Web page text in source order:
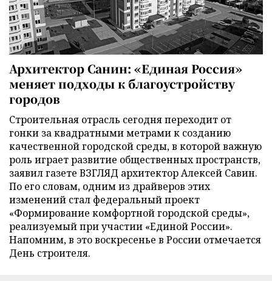
Архитектор Санин: «Единая Россия»
меняет подходы к благоустройству
городов
Строительная отрасль сегодня переходит от
гонки за квадратными метрами к созданию
качественной городской среды, в которой важную
роль играет развитие общественных пространств,
заявил газете ВЗГЛЯД архитектор Алексей Савин.
По его словам, одним из драйверов этих
изменений стал федеральный проект
«Формирование комфортной городской среды»,
реализуемый при участии «Единой России».
Напомним, в это воскресенье в России отмечается
День строителя.